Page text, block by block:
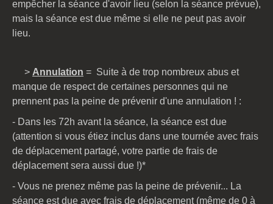
empêcher la séance d'avoir lieu (selon la séance prévue),
mais la séance est due même si elle ne peut pas avoir
lieu.
> Annulation = Suite à de trop nombreux abus et
manque de respect de certaines personnes qui ne
prennent pas la peine de prévenir d'une annulation ! :
- Dans les 72h avant la séance, la séance est due
(attention si vous étiez inclus dans une tournée avec frais
de déplacement partagé, votre partie de frais de
déplacement sera aussi due !)*
- Vous ne prenez même pas la peine de prévenir... La
séance est due avec frais de déplacement (même de 0 à